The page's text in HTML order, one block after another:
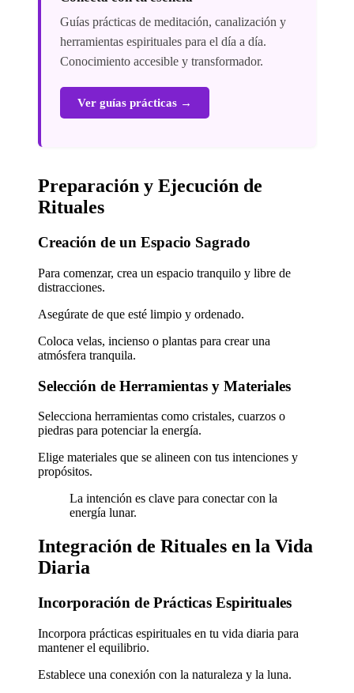
Guías prácticas de meditación, canalización y
herramientas espirituales para el día a día.
Conocimiento accesible y transformador.
Ver guías prácticas →
Preparación y Ejecución de
Rituales
Creación de un Espacio Sagrado
Para comenzar, crea un espacio tranquilo y libre de
distracciones.
Asegúrate de que esté limpio y ordenado.
Coloca velas, incienso o plantas para crear una
atmósfera tranquila.
Selección de Herramientas y Materiales
Selecciona herramientas como cristales, cuarzos o
piedras para potenciar la energía.
Elige materiales que se alineen con tus intenciones y
propósitos.
La intención es clave para conectar con la
energía lunar.
Integración de Rituales en la Vida
Diaria
Incorporación de Prácticas Espirituales
Incorpora prácticas espirituales en tu vida diaria para
mantener el equilibrio.
Establece una conexión con la naturaleza y la luna.